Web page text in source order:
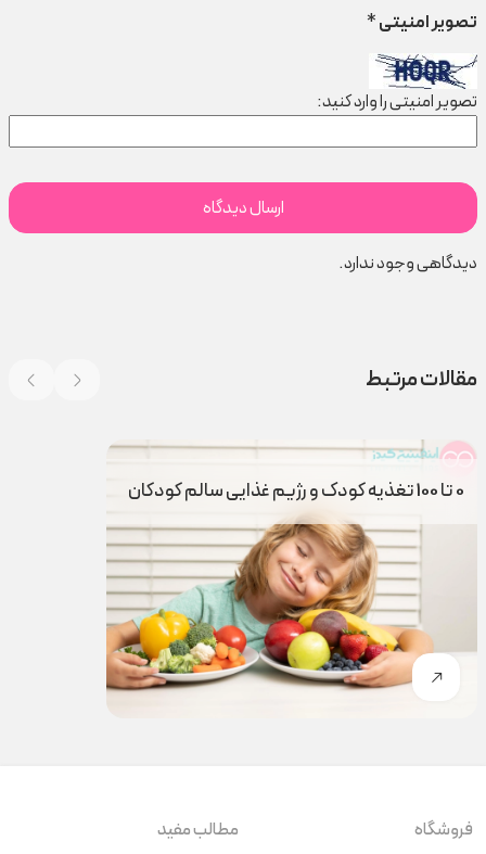
تصویر امنیتی*
تصویر امنیتی را وارد کنید:
دیدگاهی وجود ندارد.
مقالات مرتبط
0 تا 100 تغذیه کودک و رژیم غذایی سالم کودکان
فروشگاه
مطالب مفید